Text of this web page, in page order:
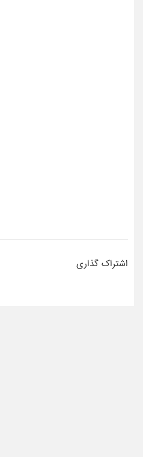
اشتراک گذاری